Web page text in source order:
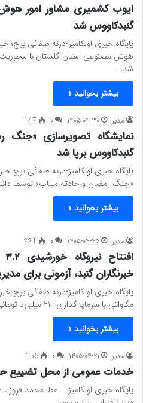
ایوب کشمیری مشاور امور هوش
گنبدکاووس شد
پایگاه خبری اولکامیز-درنه صفائی
هوش مصنوعی استان گلستان با محوریت
شد…
بیشتر بخوانید »
مدیر ۱۴۰۵-۰۴-۳۰ ۰ 147
نمایشگاه تصویرسازی «جنگ
گنبدکاووس برپا شد
پایگاه خبری اولکامیز-درنه صفائی
«جنگ رمضان و حادثه میناب» توسط
بیشتر بخوانید »
مدیر ۱۴۰۵-۰۴-۲۵ ۰ 221
خبرنگاران گنبد، آزمونی برای
مگاواتی با سرمایه‌گذاری ۲۱۰ میلیارد تومانی در منطقه مرزی اینچه‌برون، با…
بیشتر بخوانید »
مدیر ۱۴۰۵-۰۴-۲۱ ۰ 156
خدمات عمومی از محل تضییع
پایگاه خبری اولکامیز – عطا محمد فروز